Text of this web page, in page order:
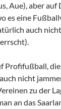
Aue), aber auf
es eine
auch
Profifußball,
nicht
zu der
an das